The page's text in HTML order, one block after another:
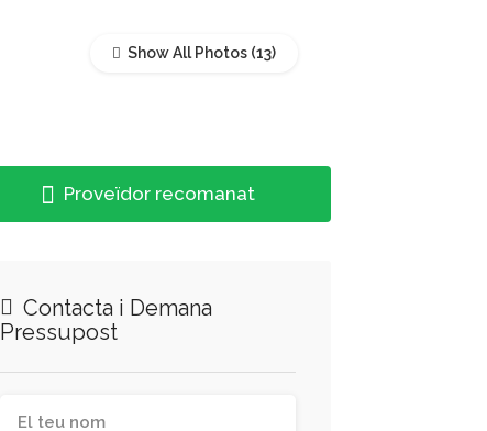
Show All Photos
Proveïdor recomanat
Contacta i Demana
Pressupost